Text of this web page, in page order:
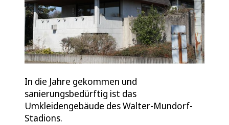
In die Jahre gekommen und
sanierungsbedürftig ist das
Umkleidengebäude des Walter-Mundorf-
Stadions.